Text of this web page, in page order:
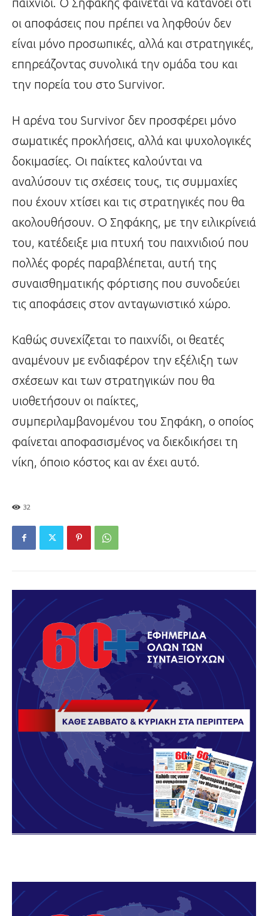
παιχνίδι. Ο Σηφάκης φαίνεται να κατανοεί ότι
οι αποφάσεις που πρέπει να ληφθούν δεν
είναι μόνο προσωπικές, αλλά και στρατηγικές,
επηρεάζοντας συνολικά την ομάδα του και
την πορεία του στο Survivor.
Η αρένα του Survivor δεν προσφέρει μόνο
σωματικές προκλήσεις, αλλά και ψυχολογικές
δοκιμασίες. Οι παίκτες καλούνται να
αναλύσουν τις σχέσεις τους, τις συμμαχίες
που έχουν χτίσει και τις στρατηγικές που θα
ακολουθήσουν. Ο Σηφάκης, με την ειλικρίνειά
του, κατέδειξε μια πτυχή του παιχνιδιού που
πολλές φορές παραβλέπεται, αυτή της
συναισθηματικής φόρτισης που συνοδεύει
τις αποφάσεις στον ανταγωνιστικό χώρο.
Καθώς συνεχίζεται το παιχνίδι, οι θεατές
αναμένουν με ενδιαφέρον την εξέλιξη των
σχέσεων και των στρατηγικών που θα
υιοθετήσουν οι παίκτες,
συμπεριλαμβανομένου του Σηφάκη, ο οποίος
φαίνεται αποφασισμένος να διεκδικήσει τη
νίκη, όποιο κόστος και αν έχει αυτό.
32